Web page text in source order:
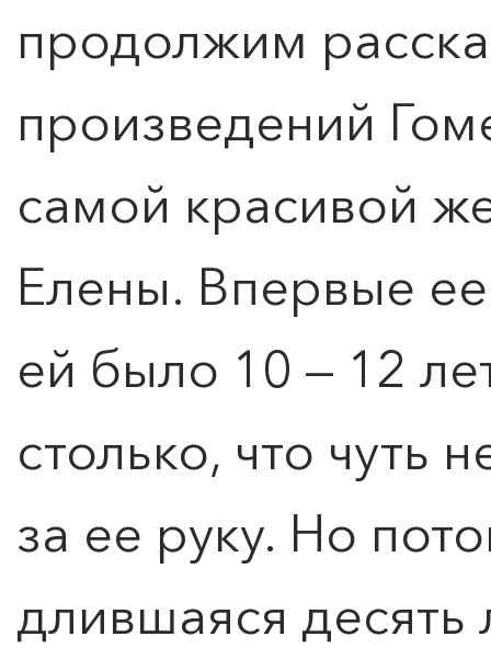
продолжим
произведений
самой красивой
Елены. Впервые
ей было 10 — 12
столько, что чуть
за ее руку. Но
длившаяся десять